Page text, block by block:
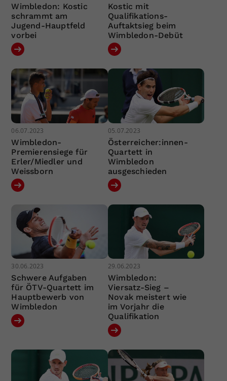
Wimbledon: Kostic
schrammt am
Jugend-Hauptfeld
vorbei
Kostic mit
Qualifikations-
Auftaktsieg beim
Wimbledon-Debüt
06.07.2023
Wimbledon-
Premierensiege für
Erler/Miedler und
Weissborn
05.07.2023
Österreicher:innen-
Quartett in
Wimbledon
ausgeschieden
30.06.2023
Schwere Aufgaben
für ÖTV-Quartett im
Hauptbewerb von
Wimbledon
29.06.2023
Wimbledon:
Viersatz-Sieg –
Novak meistert wie
im Vorjahr die
Qualifikation